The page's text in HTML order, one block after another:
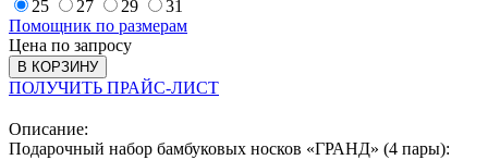
25
27 29
31
Помощник по размерам
Цена по запросу
В КОРЗИНУ
ПОЛУЧИТЬ ПРАЙС-ЛИСТ
Описание:
Подарочный набор бамбуковых носков «ГРАНД» (4 пары):